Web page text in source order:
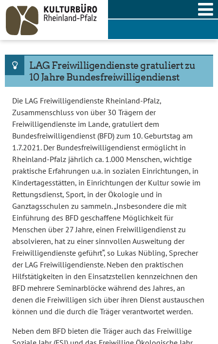
Skip
content
LAG Freiwilligendienste gratuliert zu
10 Jahre Bundesfreiwilligendienst
Die LAG Freiwilligendienste Rheinland-Pfalz,
Zusammenschluss von über 30 Trägern der
Freiwilligendienste im Lande, gratuliert dem
Bundesfreiwilligendienst (BFD) zum 10. Geburtstag am
1.7.2021. Der Bundesfreiwilligendienst ermöglicht in
Rheinland-Pfalz jährlich ca. 1.000 Menschen, wichtige
praktische Erfahrungen u.a. in sozialen Einrichtungen, in
Kindertagesstätten, in Einrichtungen der Kultur sowie im
Rettungsdienst, Sport, in der Ökologie und in
Ganztagsschulen zu sammeln. „Insbesondere die mit
Einführung des BFD geschaffene Möglichkeit für
Menschen über 27 Jahre, einen Freiwilligendienst zu
absolvieren, hat zu einer sinnvollen Ausweitung der
Freiwilligendienste geführt“, so Lukas Nübling, Sprecher
der LAG Freiwilligendienste. Neben den praktischen
Hilfstätigkeiten in den Einsatzstellen kennzeichnen den
BFD mehrere Seminarblöcke während des Jahres, an
denen die Freiwilligen sich über ihren Dienst austauschen
können und die durch die Träger verantwortet werden.
Neben dem BFD bieten die Träger auch das Freiwillige